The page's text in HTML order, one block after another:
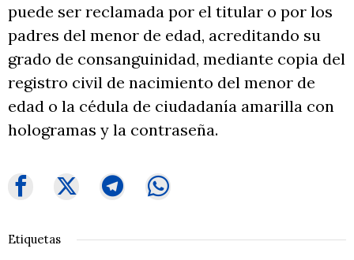
puede ser reclamada por el titular o por los
padres del menor de edad, acreditando su
grado de consanguinidad, mediante copia del
registro civil de nacimiento del menor de
edad o la cédula de ciudadanía amarilla con
hologramas y la contraseña.
Etiquetas